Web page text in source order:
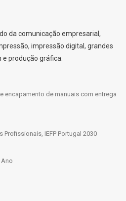
da comunicação empresarial,
impressão digital, grandes
produção gráfica.
encapamento de manuais com entrega
IEFP Portugal 2030